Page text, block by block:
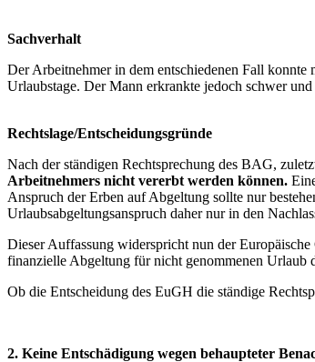
Sachverhalt
Der Arbeitnehmer in dem entschiedenen Fall
Urlaubstage. Der Mann erkrankte jedoch schwer
Rechtslage/Entscheidungsgründe
Nach der ständigen Rechtsprechung des BAG,
Arbeitnehmers nicht vererbt werden können.
Anspruch der Erben auf Abgeltung sollte nur
Urlaubsabgeltungsanspruch daher nur in den
Dieser Auffassung widerspricht nun der
finanzielle Abgeltung für nicht genommenen Urlaub
Ob die Entscheidung des EuGH die ständige
2. Keine Entschädigung wegen behaupteter